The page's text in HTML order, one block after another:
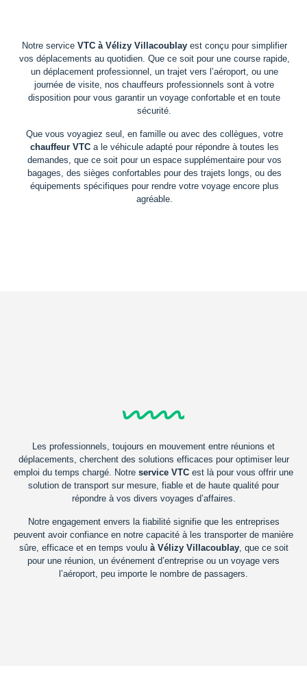
Notre service VTC à Vélizy Villacoublayest conçu pour simplifier
vos déplacements au quotidien. Que ce soit pour une course rapide,
un déplacement professionnel, un trajet vers l’aéroport, ou une
journée de visite, nos chauffeurs professionnels sont à votre
disposition pour vous garantir un voyage confortable et en toute
sécurité.
Que vous voyagiez seul, en famille ou avec des collègues, votre
chauffeur VTCa le véhicule adapté pour répondre à toutes les
demandes, que ce soit pour un espace supplémentaire pour vos
bagages, des sièges confortables pour des trajets longs, ou des
équipements spécifiques pour rendre votre voyage encore plus
agréable.
Les professionnels, toujours en mouvement entre réunions et
déplacements, cherchent des solutions efficaces pour optimiser leur
emploi du temps chargé. Notre service VTC est là pour vous offrir une
solution de transport sur mesure, fiable et de haute qualité pour
répondre à vos divers voyages d’affaires.
Notre engagement envers la fiabilité signifie que les entreprises
peuvent avoir confiance en notre capacité à les transporter de manière
sûre, efficace et en temps voulu à Vélizy Villacoublay, que ce soit
pour une réunion, un événement d’entreprise ou un voyage vers
l’aéroport, peu importe le nombre de passagers.